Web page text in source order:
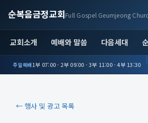
순복음금정교회Full Gospel Geumjeong
교회소개 예배와 말씀 다음세대
주일예배1부 07:00 · 2부 09:00 · 3부 11:00 · 4부 13:30
← 행사 및 광고 목록